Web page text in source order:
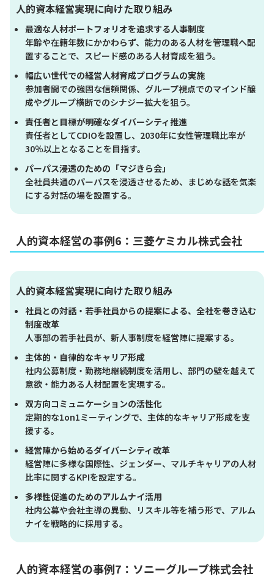
人的資本経営実現に向けた取り組み
最適な人材ポートフォリオを追求する人事制度
年齢や在籍年数にかかわらず、能力のある人材を管理職へ配
置することで、スピード感のある人材育成を狙う。
幅広い世代での経営人材育成プログラムの実施
参加者間での強固な信頼関係、グループ視点でのマインド醸
成やグループ横断でのシナジー拡大を狙う。
責任者と目標が明確なダイバーシティ推進
責任者としてCDIOを設置し、2030年に女性管理職比率が
30％以上となることを目指す。
パーパス浸透のための「マジきら会」
全社員共通のパーパスを浸透させるため、まじめな話を気楽
にする対話の場を設置する。
人的資本経営の事例6：三菱ケミカル株式会社
人的資本経営実現に向けた取り組み
社員との対話・若手社員からの提案による、全社を巻き込む
制度改革
人事部の若手社員が、新人事制度を経営陣に提案する。
主体的・自律的なキャリア形成
社内公募制度・勤務地継続制度を活用し、部門の壁を越えて
意欲・能力ある人材配置を実現する。
双方向コミュニケーションの活性化
定期的な1on1ミーティングで、主体的なキャリア形成を支
援する。
経営陣から始めるダイバーシティ改革
経営陣に多様な国際性、ジェンダー、マルチキャリアの人材
比率に関するKPIを設定する。
多様性促進のためのアルムナイ活用
社内公募や会社主導の異動、リスキル等を補う形で、アルム
ナイを戦略的に採用する。
人的資本経営の事例7：ソニーグループ株式会社